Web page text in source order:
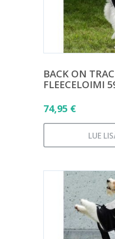
BACK ON
FLEECELOIMI
74,95 €
LUE